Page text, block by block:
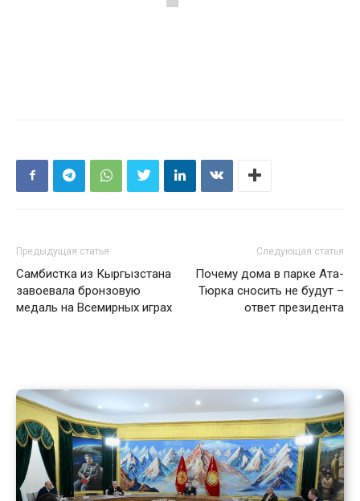
Предыдущая статья
Самбистка из Кыргызстана
завоевала бронзовую
медаль на Всемирных играх
Следующая статья
Почему дома в парке Ата-
Тюрка сносить не будут –
ответ президента